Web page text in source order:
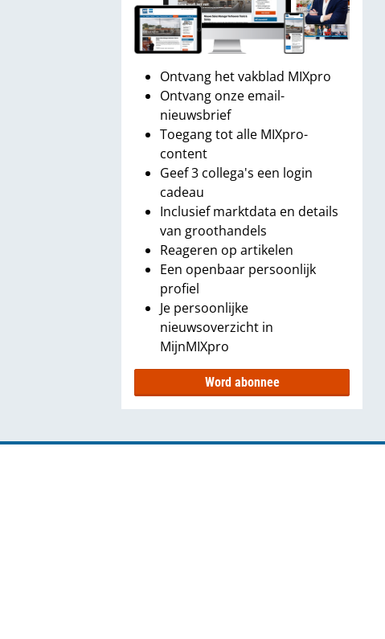
Ontvang het vakblad MIXpro
Ontvang onze email-
nieuwsbrief
Toegang tot alle MIXpro-
content
Geef 3 collega's een login
cadeau
Inclusief marktdata en details
van groothandels
Reageren op artikelen
Een openbaar persoonlijk
profiel
Je persoonlijke
nieuwsoverzicht in
MijnMIXpro
Word abonnee